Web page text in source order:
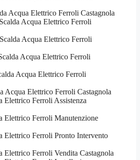
Acqua Elettrico Ferroli Castagnola
Acqua Elettrico Ferroli
Acqua Elettrico Ferroli
Acqua Elettrico Ferroli
Acqua Elettrico Ferroli
Acqua Elettrico Ferroli Castagnola
Elettrico Ferroli Assistenza
Elettrico Ferroli Manutenzione
Elettrico Ferroli Pronto Intervento
Elettrico Ferroli Vendita Castagnola